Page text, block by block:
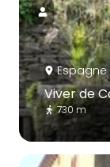
Espagne
Viver de
730 m